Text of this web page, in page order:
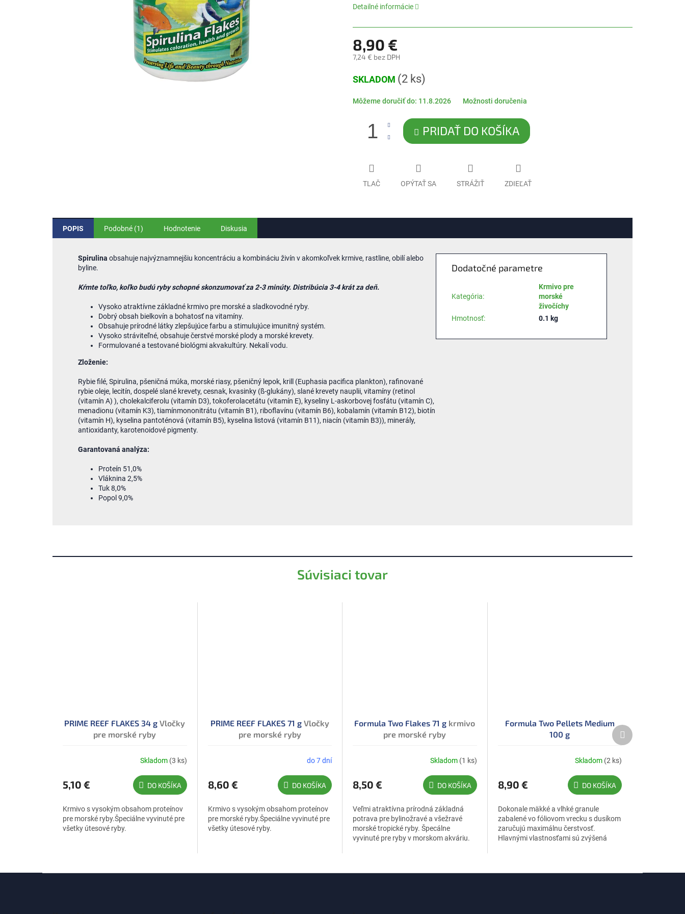
5
Detailné informácie
8,90 €
7,24 € bez DPH
cena:
SKLADOM (2 ks)
Môžeme doručiť do: 11.8.2026 Možnosti doručenia
PRIDAŤ DO KOŠÍKA
TLAČ OPÝTAŤ SA STRÁŽIŤ ZDIEĽAŤ
Súvisiaci tovar
PRIME REEF FLAKES 34 gVločky
pre morské ryby
Skladom (3 ks)
5,10 € DO KOŠÍKA
Krmivo s vysokým obsahom proteínov
pre morské ryby.Špeciálne vyvinuté pre
všetky útesové ryby.
PRIME REEF FLAKES 71 g Vločky
pre morské ryby
do 7 dní
8,60 € DO KOŠÍKA
Krmivo s vysokým obsahom proteínov
pre morské ryby.Špeciálne vyvinuté pre
všetky útesové ryby.
Formula Two Flakes 71 g krmivo
pre morské ryby
Skladom (1 ks)
8,50 € DO KOŠÍKA
Veľmi atraktívna prírodná základná
potrava pre bylinožravé a všežravé
morské tropické ryby. Špecálne
vyvinuté pre ryby v morskom akváriu.
Formula Two Pellets Medium
100 g
Skladom (2 ks)
8,90 € DO KOŠÍKA
Dokonale mäkké a vlhké granule
zabalené vo fóliovom vrecku s dusíkom
zaručujú maximálnu čerstvosť.
Hlavnými vlastnosťami sú zvýšená
Ďalší
produkt
POPIS Podobné (1) Hodnotenie Diskusia
Spirulina obsahuje najvýznamnejšiu koncentráciu a kombináciu živín v akomkoľvek krmive, rastline, obilí alebo
byline.
Kŕmte toľko, koľko budú ryby schopné skonzumovať za 2-3 minúty. Distribúcia 3-4 krát za deň.
Vysoko atraktívne základné krmivo pre morské a sladkovodné ryby.
Dobrý obsah bielkovín a bohatosť na vitamíny.
Obsahuje prírodné látky zlepšujúce farbu a stimulujúce imunitný systém.
Vysoko stráviteľné, obsahuje čerstvé morské plody a morské krevety.
Formulované a testované biológmi akvakultúry. Nekalí vodu.
Zloženie:
Rybie filé, Spirulina, pšeničná múka, morské riasy, pšeničný lepok, krill (Euphasia pacifica plankton), rafinované
rybie oleje, lecitín, dospelé slané krevety, cesnak, kvasinky (ß-glukány), slané krevety nauplii, vitamíny (retinol
(vitamín A) ), cholekalciferolu (vitamín D3), tokoferolacetátu (vitamín E), kyseliny L-askorbovej fosfátu (vitamín C),
menadionu (vitamín K3), tiamínmononitrátu (vitamín B1), riboflavínu (vitamín B6), kobalamín (vitamín B12), biotín
(vitamín H), kyselina pantoténová (vitamín B5), kyselina listová (vitamín B11), niacín (vitamín B3)), minerály,
antioxidanty, karotenoidové pigmenty.
Garantovaná analýza:
Proteín 51,0%
Vláknina 2,5%
Tuk 8,0%
Popol 9,0%
Dodatočné parametre
Kategória:
Krmivo pre
morské
živočíchy
Hmotnosť: 0.1 kg